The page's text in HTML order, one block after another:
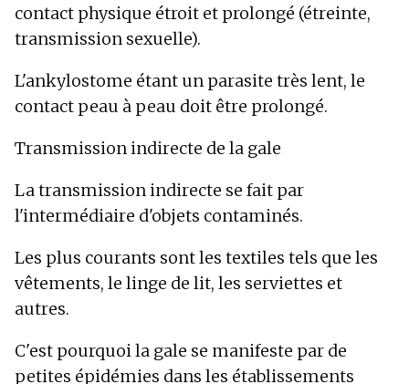
contact physique étroit et prolongé (étreinte,
transmission sexuelle).
L'ankylostome étant un parasite très lent, le
contact peau à peau doit être prolongé.
Transmission indirecte de la gale
La transmission indirecte se fait par
l'intermédiaire d'objets contaminés.
Les plus courants sont les textiles tels que les
vêtements, le linge de lit, les serviettes et
autres.
C'est pourquoi la gale se manifeste par de
petites épidémies dans les établissements